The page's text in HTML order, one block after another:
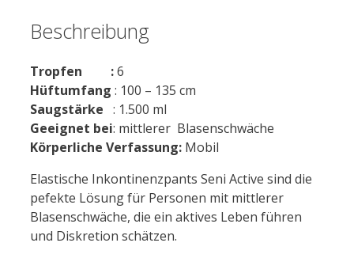
Beschreibung
Tropfen :6
Hüftumfang : 100 – 135 cm
Saugstärke : 1.500 ml
Geeignet bei: mittlerer Blasenschwäche
Körperliche Verfassung: Mobil
Elastische Inkontinenzpants Seni Active sind die
pefekte Lösung für Personen mit mittlerer
Blasenschwäche, die ein aktives Leben führen
und Diskretion schätzen.